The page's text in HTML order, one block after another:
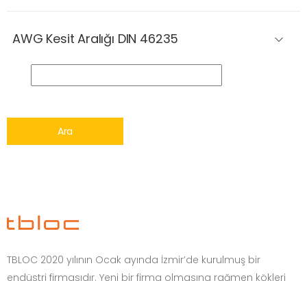
AWG Kesit Aralığı DIN 46235
Ara
TBLOC 2020 yılının Ocak ayında İzmir’de kurulmuş bir
endüstri firmasıdır. Yeni bir firma olmasına rağmen kökleri